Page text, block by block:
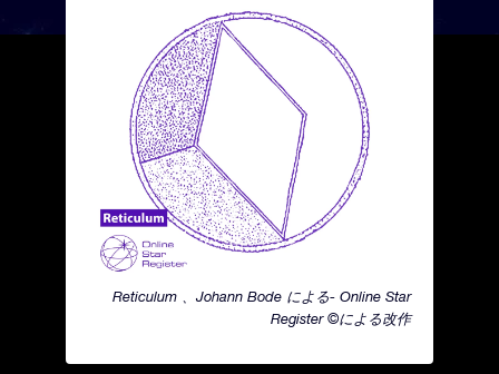
Reticulum 、Johann Bode による- Online Star
Register ©による改作